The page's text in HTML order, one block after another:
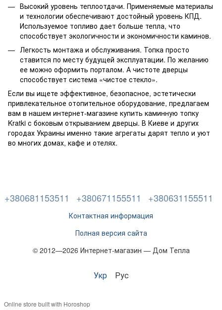
Высокий уровень теплоотдачи. Применяемые материалы
и технологии обеспечивают достойный уровень КПД.
Используемое топливо дает больше тепла, что
способствует экологичности и экономичности каминов.
Легкость монтажа и обслуживания. Топка просто
ставится по месту будущей эксплуатации. По желанию
ее можно оформить порталом. А чистоте дверцы
способствует система «чистое стекло».
Если вы ищете эффективное, безопасное, эстетически
привлекательное отопительное оборудование, предлагаем
вам в нашем интернет-магазине купить каминную топку
Kratki с боковым открыванием дверцы. В Киеве и других
городах Украины именно такие агрегаты дарят тепло и уют
во многих домах, кафе и отелях.
+380681153511 +380671155511 +380631155511
Контактная информация
Полная версия сайта
© 2012—2026 Интернет-магазин — Дом Тепла
Укр Рус
Online store built with Horoshop